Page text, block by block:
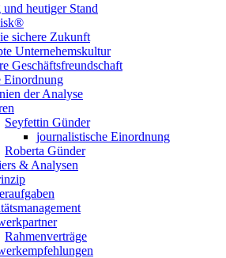
heutiger Stand
sichere Zukunft
Unternehemskultur
Geschäftsfreundschaft
Einordnung
der Analyse
Seyfettin Günder
journalistische Einordnung
Roberta Günder
& Analysen
Rahmenverträge